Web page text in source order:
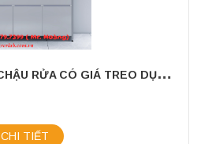
B
ÀN THÍ NGHIỆM HAI CHẬU RỬA CÓ GIÁ TREO DỤNG CỤ 1M5
CHI TIẾT